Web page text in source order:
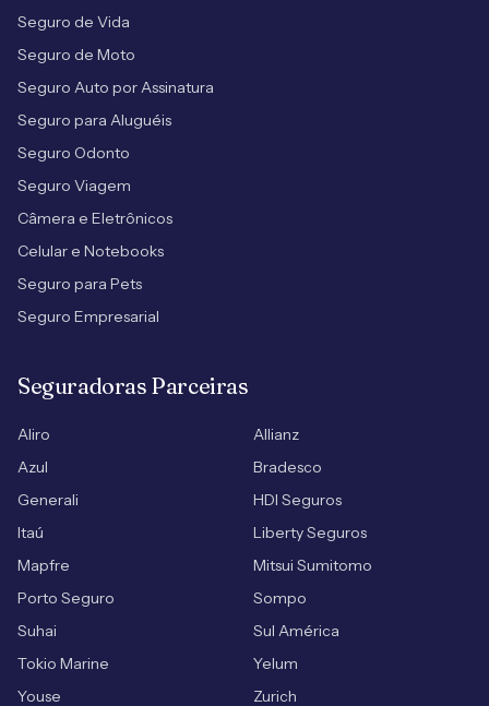
Seguro de Vida
Seguro de Moto
Seguro Auto por Assinatura
Seguro para Aluguéis
Seguro Odonto
Seguro Viagem
Câmera e Eletrônicos
Celular e Notebooks
Seguro para Pets
Seguro Empresarial
Seguradoras Parceiras
Aliro
Allianz
Azul
Bradesco
Generali
HDI Seguros
Itaú
Liberty Seguros
Mapfre
Mitsui Sumitomo
Porto Seguro
Sompo
Suhai
Sul América
Tokio Marine
Yelum
Youse
Zurich